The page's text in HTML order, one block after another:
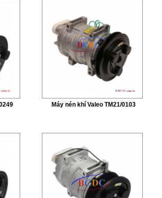
Máy nén khí Valeo TM21/0103